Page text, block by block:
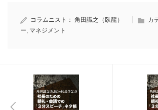
コラムニスト： 角田識之（臥龍） カ
ー, マネジメント